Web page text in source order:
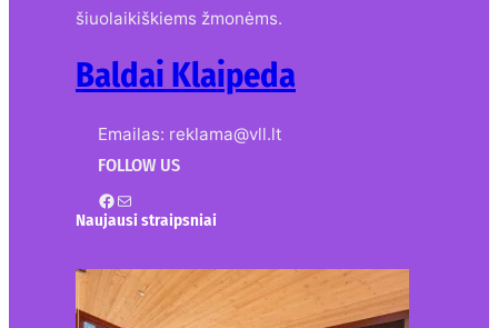
šiuolaikiškiems žmonėms.
Baldai Klaipeda
Emailas: reklama@vll.lt
FOLLOW US
Facebook Mail
Naujausi straipsniai
Kur nusipirkti medines
žaliuzes Klaipėdoje?